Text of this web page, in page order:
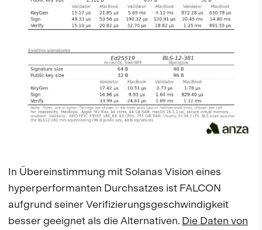
In Übereinstimmung mit Solanas Vision eines
hyperperformanten Durchsatzes ist FALCON
aufgrund seiner Verifizierungsgeschwindigkeit
besser geeignet als die Alternativen. Die Daten von